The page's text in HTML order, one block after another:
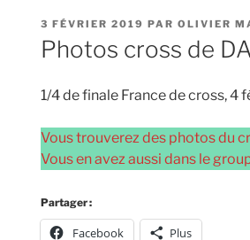
PUBLIÉ
LE
3 FÉVRIER 2019 PAR OLIVIER
Photos cross de
1/4 de finale France de cross, 4
Vous trouverez des photos du
Vous en avez aussi dans le
Partager :
Facebook Plus